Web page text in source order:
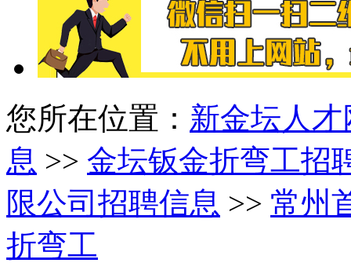
您所在位置： 新金坛人才
息 >> 金坛钣金折弯工招
限公司招聘信息 >> 常州
折弯工